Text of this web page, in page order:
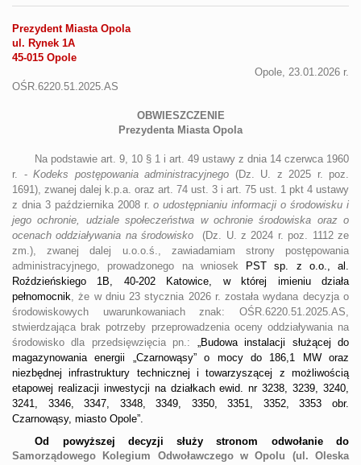
Prezydent Miasta Opola
ul. Rynek 1A
45-015 Opole
Opole, 23.01.2026 r.
OŚR.6220.51.2025.AS
OBWIESZCZENIE
Prezydenta Miasta Opola
Na podstawie art. 9, 10 § 1 i art. 49 ustawy z dnia 14 czerwca 1960
r. - Kodeks postępowania administracyjnego (Dz. U. z 2025 r. poz.
1691), zwanej dalej k.p.a. oraz art. 74 ust. 3 i art. 75 ust. 1 pkt 4 ustawy
z dnia 3 października 2008 r.o udostępnianiu informacji o środowisku i
jego ochronie, udziale społeczeństwa w ochronie środowiska oraz o
ocenach oddziaływania na środowisko (Dz. U. z 2024 r. poz. 1112 ze
zm.), zwanej dalej u.o.o.ś., zawiadamiam strony postępowania
administracyjnego, prowadzonego na wniosek
PST sp. z o.o., al.
Roździeńskiego 1B, 40-202 Katowice, w której imieniu działa
pełnomocnik, że w dniu 23 stycznia 2026 r. została wydana decyzja o
środowiskowych uwarunkowaniach znak: OŚR.6220.51.2025.AS,
stwierdzająca brak potrzeby przeprowadzenia oceny oddziaływania na
środowisko dla przedsięwzięcia pn.: „Budowa instalacji służącej do
magazynowania energii „Czarnowąsy” o mocy do 186,1 MW oraz
niezbędnej infrastruktury technicznej i towarzyszącej z możliwością
etapowej realizacji inwestycji na działkach ewid. nr 3238, 3239, 3240,
3241, 3346, 3347, 3348, 3349, 3350, 3351, 3352, 3353 obr.
Czarnowąsy, miasto Opole”.
Od powyższej decyzji służy stronom odwołanie do
Samorządowego Kolegium Odwoławczego w Opolu (ul. Oleska